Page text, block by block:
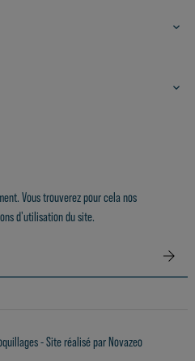


Vous trouverez pour cela nos
d'utilisation du site.
- Site réalisé parNovazeo